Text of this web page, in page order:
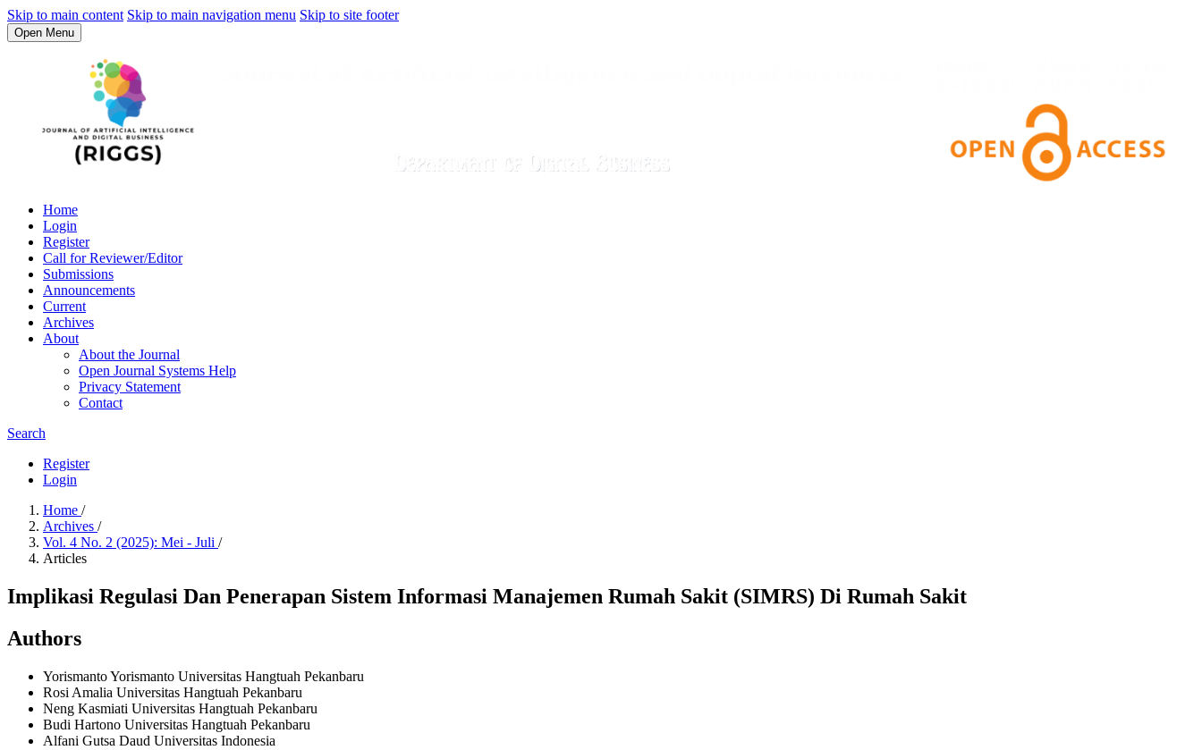
Skip to main content Skip to main navigation menu Skip to site footer
Open Menu
Home
Login
Register
Call for Reviewer/Editor
Submissions
Announcements
Current
Archives
About
About the Journal
Open Journal Systems Help
Privacy Statement
Contact
Search
Register
Login
Home /
Archives /
Vol. 4 No. 2 (2025): Mei - Juli /
Articles
Implikasi Regulasi Dan Penerapan Sistem Informasi Manajemen Rumah Sakit (SIMRS) Di Rumah Sakit
Authors
Yorismanto Yorismanto Universitas Hangtuah Pekanbaru
Rosi Amalia Universitas Hangtuah Pekanbaru
Neng Kasmiati Universitas Hangtuah Pekanbaru
Budi Hartono Universitas Hangtuah Pekanbaru
Alfani Gutsa Daud Universitas Indonesia